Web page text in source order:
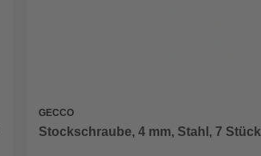
GECCO
Stockschraube, 4 mm, Stahl, 7 Stück